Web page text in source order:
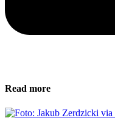
Read more